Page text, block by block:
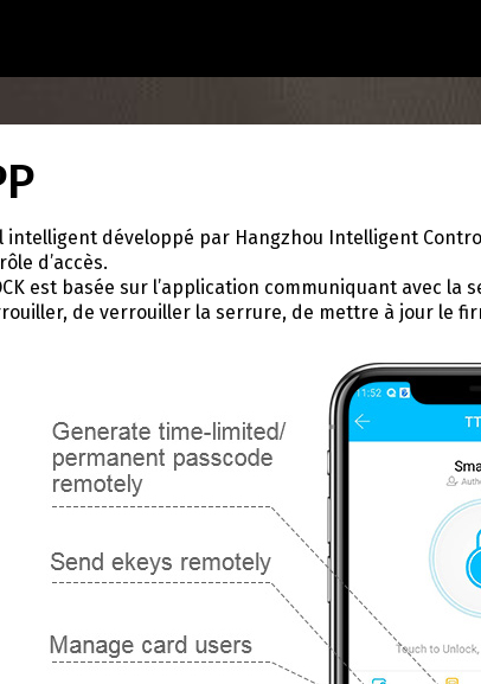
intelligent développé par Hangzhou Intelligent
d’accès.
est basée sur l’application communiquant avec
de verrouiller la serrure, de mettre à jour le